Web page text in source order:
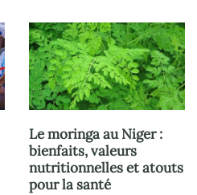
Le moringa au Niger :
bienfaits, valeurs
nutritionnelles et atouts
pour la santé